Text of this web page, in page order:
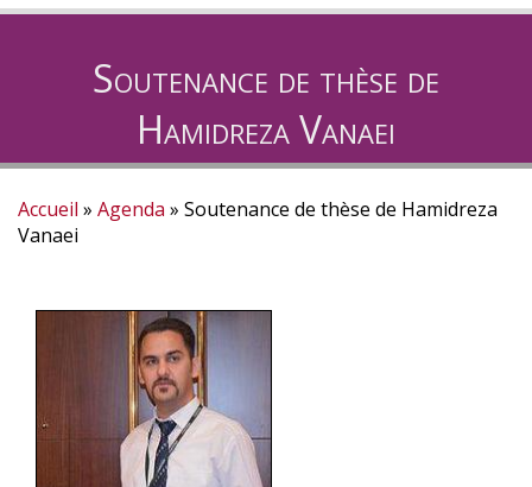
Soutenance de thèse de
Hamidreza Vanaei
Fil
d'Ariane
Accueil Agenda
Soutenance de thèse de Hamidreza
Vanaei